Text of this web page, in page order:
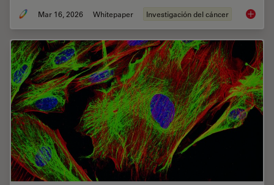
Mar 16, 2026 Whitepaper Investigación del cáncer